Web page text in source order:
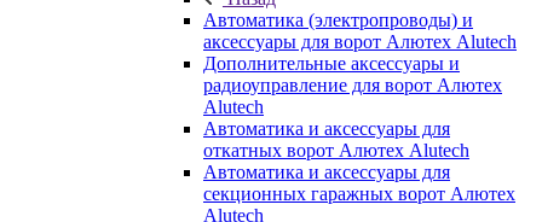
Автоматика (электропроводы) и
аксессуары для ворот Алютех Alutech
Дополнительные аксессуары и
радиоуправление для ворот Алютех
Alutech
Автоматика и аксессуары для
откатных ворот Алютех Alutech
Автоматика и аксессуары для
секционных гаражных ворот Алютех
Alutech